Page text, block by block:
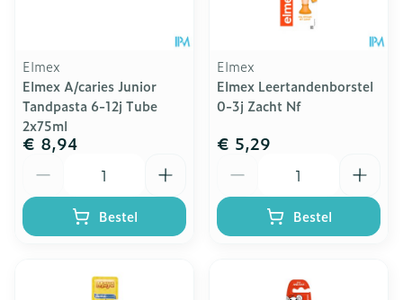
Elmex
Elmex A/caries Junior
Tandpasta 6-12j Tube
2x75ml
€ 8,94
Bestel
Elmex
Elmex Leertandenborstel
0-3j Zacht Nf
€ 5,29
Bestel